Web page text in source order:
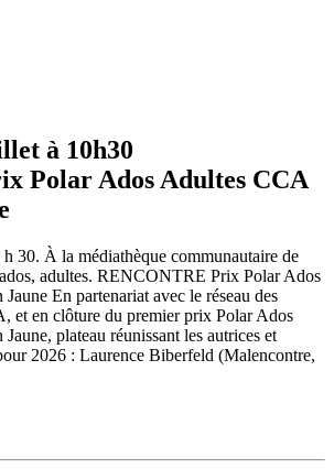
à 10h30
Polar Ados Adultes CCA
30. À la médiathèque communautaire de
adultes. RENCONTRE Prix Polar Ados
En partenariat avec le réseau des
et en clôture du premier prix Polar Ados
plateau réunissant les autrices et
2026 : Laurence Biberfeld (Malencontre,